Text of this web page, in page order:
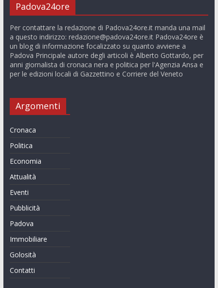
Padova24ore
Per contattare la redazione di Padova24ore.it manda una mail
a questo indirizzo: redazione@padova24ore.itPadova24ore è
un blog di informazione focalizzato su quanto avviene a
Padova Principale autore degli articoli è Alberto Gottardo, per
anni giornalista di cronaca nera e politica per l'Agenzia Ansa e
per le edizioni locali di Gazzettino e Corriere del Veneto
Argomenti
Cronaca
Politica
Economia
Attualità
Eventi
Pubblicità
Padova
Immobiliare
Golosità
Contatti